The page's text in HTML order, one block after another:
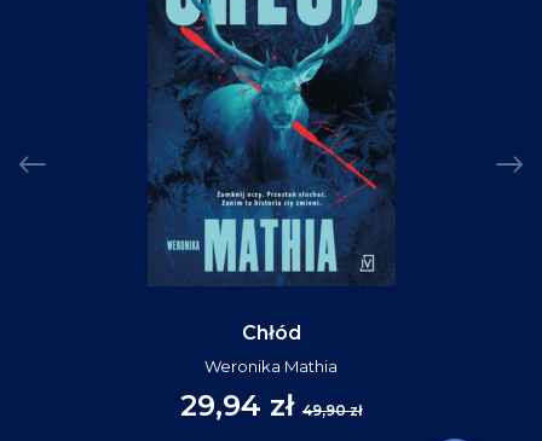
Chłód
Weronika Mathia
29,94 zł 49,90 zł